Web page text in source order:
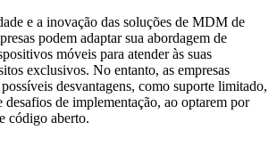
e a inovação das soluções de MDM de
podem adaptar sua abordagem de
móveis para atender às suas
exclusivos. No entanto, as empresas
desvantagens, como suporte limitado,
desafios de implementação, ao optarem por
código aberto.